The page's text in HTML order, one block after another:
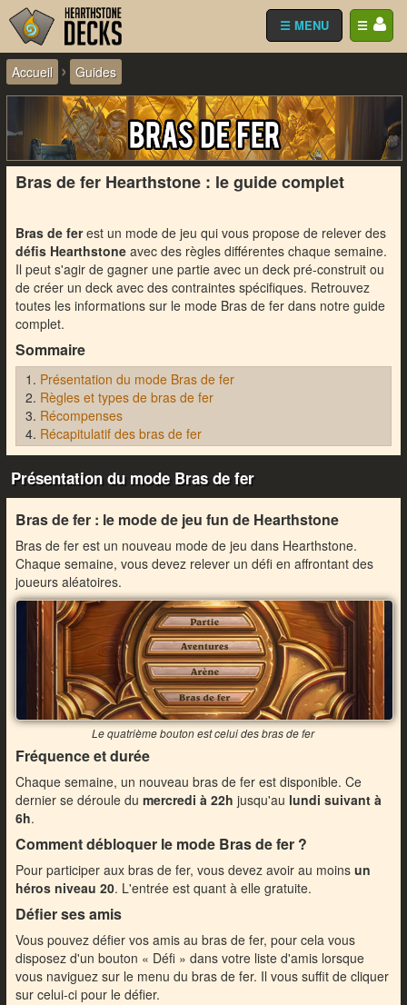
☰
☰ MENU
Accueil › Guides
Bras de fer Hearthstone : le guide complet
Bras de ferest un mode de jeu qui vous propose de relever des
défis Hearthstoneavec des règles différentes chaque semaine.
Il peut s'agir de gagner une partie avec un deck pré-construit ou
de créer un deck avec des contraintes spécifiques. Retrouvez
toutes les informations sur le mode Bras de fer dans notre guide
complet.
Sommaire
Présentation du mode Bras de fer
Règles et types de bras de fer
Récompenses
Récapitulatif des bras de fer
Présentation du mode Bras de fer
Bras de fer : le mode de jeu fun de Hearthstone
Bras de fer est un nouveau mode de jeu dans Hearthstone.
Chaque semaine, vous devez relever un défi en affrontant des
joueurs aléatoires.
Le quatrième bouton est celui des bras de fer
Fréquence et durée
Chaque semaine, un nouveau bras de fer est disponible. Ce
dernier se déroule du mercredi à 22h jusqu'au lundi suivant à
6h.
Comment débloquer le mode Bras de fer ?
Pour participer aux bras de fer, vous devez avoir au moins un
héros niveau 20. L'entrée est quant à elle gratuite.
Défier ses amis
Vous pouvez défier vos amis au bras de fer, pour cela vous
disposez d'un bouton « Défi » dans votre liste d'amis lorsque
vous naviguez sur le menu du bras de fer. Il vous suffit de cliquer
sur celui-ci pour le défier.